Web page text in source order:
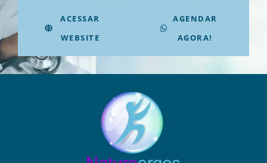
ACESSAR
WEBSITE
AGENDAR
AGORA!